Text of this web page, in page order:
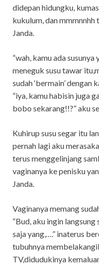
didepan hidungku,
kukulum, dan
Janda.
“wah, kamu ada
meneguk susu tawar
sudah ‘bermain’ dengan
“iya, kamu habisin juga
bobo sekarang!!?” aku
Kuhirup susu segar itu
pernah lagi aku
terus menggelinjang
vaginanya ke penisku
Janda.
Vaginanya memang
“Bud, aku ingin
saja yang,….” inaterus
tubuhnya
TV,didudukinya